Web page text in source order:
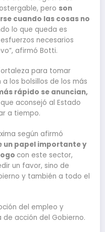
pero son
cuando las cosas no
lo que queda es
necesarios
afirmó Botti.
para tomar
los bolsillos de los más
rápido se anuncian,
aconsejó al Estado
a tiempo.
según afirmó
un papel importante y
con este sector,
un favor, sino de
y también a todo el
del empleo y
acción del Gobierno.